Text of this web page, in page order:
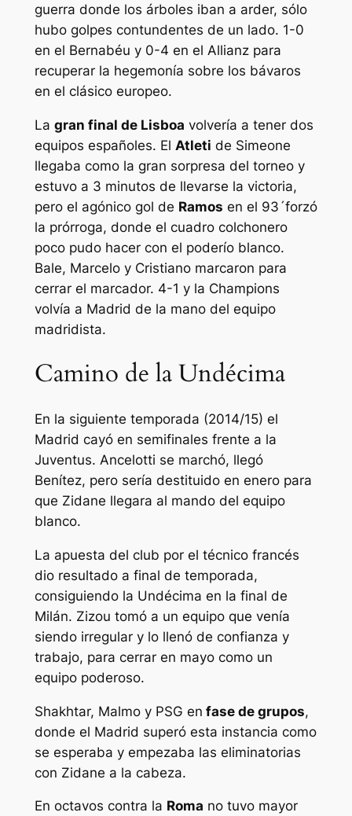
guerra donde los árboles iban a arder, sólo
hubo golpes contundentes de un lado. 1-0
en el Bernabéu y 0-4 en el Allianz para
recuperar la hegemonía sobre los bávaros
en el clásico europeo.
La gran final de Lisboa volvería a tener dos
equipos españoles. El Atleti de Simeone
llegaba como la gran sorpresa del torneo y
estuvo a 3 minutos de llevarse la victoria,
pero el agónico gol de Ramos en el 93´forzó
la prórroga, donde el cuadro colchonero
poco pudo hacer con el poderío blanco.
Bale, Marcelo y Cristiano marcaron para
cerrar el marcador. 4-1 y la Champions
volvía a Madrid de la mano del equipo
madridista.
Camino de la Undécima
En la siguiente temporada (2014/15) el
Madrid cayó en semifinales frente a la
Juventus. Ancelotti se marchó, llegó
Benítez, pero sería destituido en enero para
que Zidane llegara al mando del equipo
blanco.
La apuesta del club por el técnico francés
dio resultado a final de temporada,
consiguiendo la Undécima en la final de
Milán. Zizou tomó a un equipo que venía
siendo irregular y lo llenó de confianza y
trabajo, para cerrar en mayo como un
equipo poderoso.
Shakhtar, Malmo y PSG en fase de grupos,
donde el Madrid superó esta instancia como
se esperaba y empezaba las eliminatorias
con Zidane a la cabeza.
En octavos contra la Roma no tuvo mayor